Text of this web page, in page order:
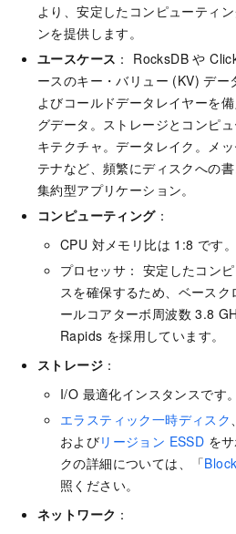
より、安定したコンピューティ
ンを提供します。
ユースケース ： RocksDB や
ースのキー・バリュー (KV) デー
よびコールドデータレイヤーを
グデータ。ストレージとコンピ
キテクチャ。データレイク。メ
テナなど、頻繁にディスクへの
集約型アプリケーション。
コンピューティング：
CPU 対メモリ比は 1:8 です。
プロセッサ： 安定したコン
スを確保するため、ベース
ールコアターボ周波数 3.8
Rapids を採用しています。
ストレージ ：
I/O 最適化インスタンスです。
エラスティック一時ディスク
およびリージョン ESSD を
クの詳細については、「
照ください。
ネットワーク ：